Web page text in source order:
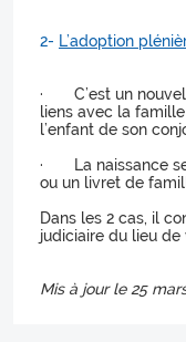
2- L’adoption
· C’est un nouvel
liens avec la
l’enfant de son
· La naissance
ou un livret de
Dans les 2 cas, il
judiciaire du lieu
Mis à jour le 25